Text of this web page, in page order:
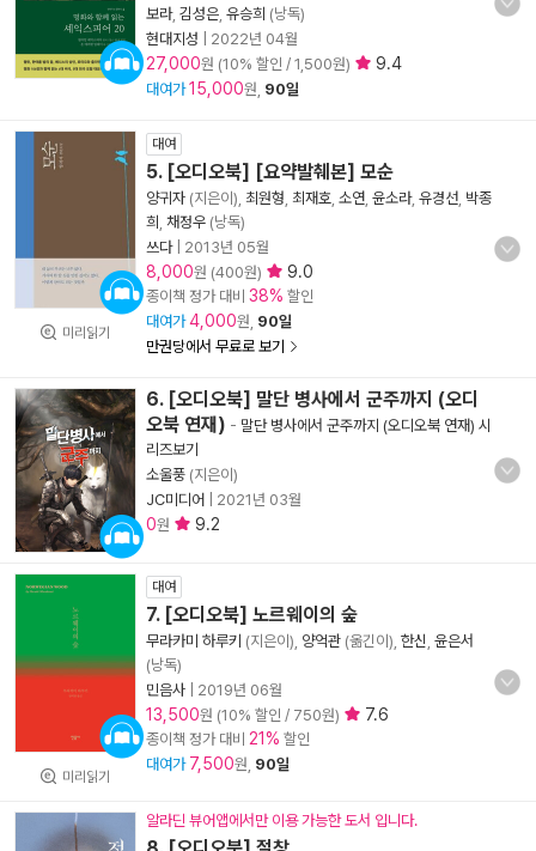
보라, 김성은 유승희 (낭독)
현대지성
2022년 04월
27,000원 (10% 할인 / 1,500원) 9.4
대여가 15,000원, 90일
미리읽기
대여
5. [오디오북] [요약발췌본] 모순
양귀자 (지은이), 최원형 최재호 소연 윤소라, 유경선 박종
희 채정우 (낭독)
쓰다| 2013년 05월
8,000원 (400원) 9.0
종이책 정가 대비 38% 할인
대여가 4,000원, 90일
만권당에서 무료로 보기
6. [오디오북] 말단 병사에서 군주까지 (오디
오북 연재) - 말단 병사에서 군주까지 (오디오북 연재) 시
리즈보기
소울풍 (지은이)
JC미디어
2021년 03월
0원 9.2
미리읽기
대여
7. [오디오북] 노르웨이의 숲
무라카미 하루키 (지은이), 양억관 (옮긴이), 한신 윤은서
(낭독)
민음사
2019년 06월
13,500원 (10% 할인 / 750원) 7.6
종이책 정가 대비 21% 할인
대여가 7,500원, 90일
알라딘 뷰어앱에서만 이용 가능한 도서 입니다.